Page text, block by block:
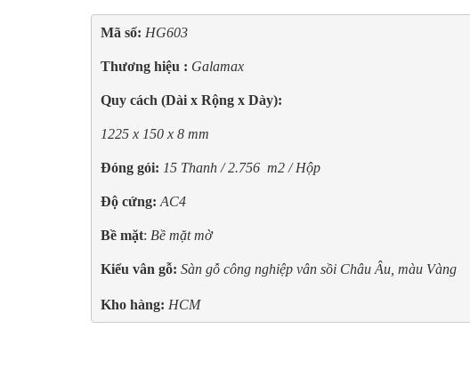
Mã số: HG603
Thương hiệu : Galamax
Quy cách (Dài x Rộng x Dày):
1225 x 150 x 8 mm
Đóng gói: 15 Thanh / 2.756  m2 / Hộp
Độ cứng: AC4
Bề mặt: Bề mặt mờ
Kiểu vân gỗ: Sàn gỗ công nghiệp vân sồi Châu Âu, màu Vàng
Kho hàng: HCM